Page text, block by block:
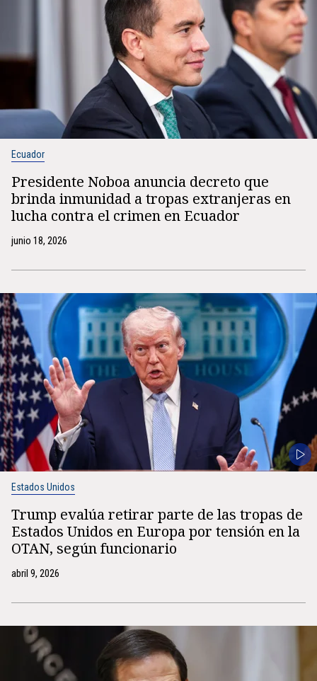
Ecuador
Presidente Noboa anuncia decreto que
brinda inmunidad a tropas extranjeras en
lucha contra el crimen en Ecuador
junio 18, 2026
Estados Unidos
Trump evalúa retirar parte de las tropas de
Estados Unidos en Europa por tensión en la
OTAN, según funcionario
abril 9, 2026